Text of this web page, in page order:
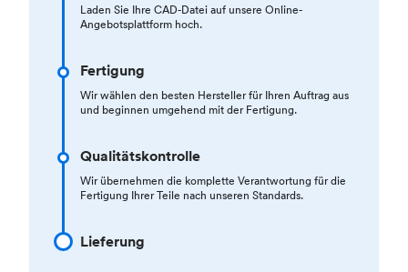
Laden Sie Ihre CAD-Datei auf unsere Online-
Angebotsplattform hoch.
Fertigung
Wir wählen den besten Hersteller für Ihren Auftrag aus
und beginnen umgehend mit der Fertigung.
Qualitätskontrolle
Wir übernehmen die komplette Verantwortung für die
Fertigung Ihrer Teile nach unseren Standards.
Lieferung